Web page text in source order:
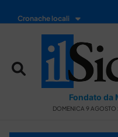
Cronache locali
Fondato da
DOMENICA 9